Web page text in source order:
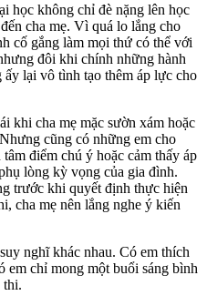
học không chỉ đè nặng lên học
cha mẹ. Vì quá lo lắng cho
cố gắng làm mọi thứ có thể với
đôi khi chính những hành
lại vô tình tạo thêm áp lực cho
khi cha mẹ mặc sườn xám hoặc
cũng có những em cho
điểm chú ý hoặc cảm thấy áp
lòng kỳ vọng của gia đình.
trước khi quyết định thực hiện
cha mẹ nên lắng nghe ý kiến
nghĩ khác nhau. Có em thích
em chỉ mong một buổi sáng bình
thi.